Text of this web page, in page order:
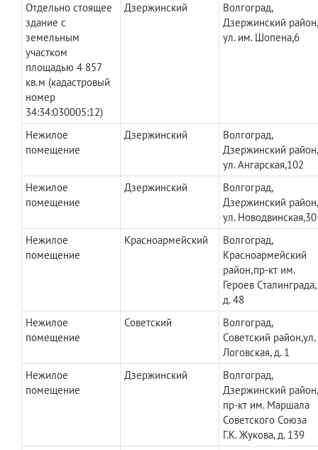
Отдельно стоящее
здание с
земельным
участком
площадью 4 857
кв.м (кадастровый
номер
34:34:030005:12)
Дзержинский
Волгоград,
Дзержинский район,
ул. им. Шопена,6
Нежилое
помещение
Дзержинский
Волгоград,
Дзержинский район,
ул. Ангарская,102
Нежилое
помещение
Дзержинский
Волгоград,
Дзержинский район,
ул. Новодвинская,30
Нежилое
помещение
Красноармейский
Волгоград,
Красноармейский
район,пр-кт им.
Героев Сталинграда,
д. 48
Нежилое
помещение
Советский
Волгоград,
Советский район,ул.
Логовская, д. 1
Нежилое
помещение
Дзержинский
Волгоград,
Дзержинский район,
пр-кт им. Маршала
Советского Союза
Г.К. Жукова, д. 139